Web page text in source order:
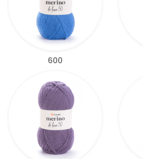
600